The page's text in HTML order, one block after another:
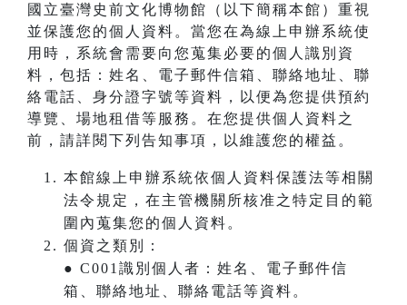
國立臺灣史前文化博物館（以下簡稱本館）重視
並保護您的個人資料。當您在為線上申辦系統使
用時，系統會需要向您蒐集必要的個人識別資
料，包括：姓名、電子郵件信箱、聯絡地址、聯
絡電話、身分證字號等資料，以便為您提供預約
導覽、場地租借等服務。在您提供個人資料之
前，請詳閱下列告知事項，以維護您的權益。
本館線上申辦系統依個人資料保護法等相關
法令規定，在主管機關所核准之特定目的範
圍內蒐集您的個人資料。
個資之類別：
● C001識別個人者：姓名、電子郵件信
箱、聯絡地址、聯絡電話等資料。